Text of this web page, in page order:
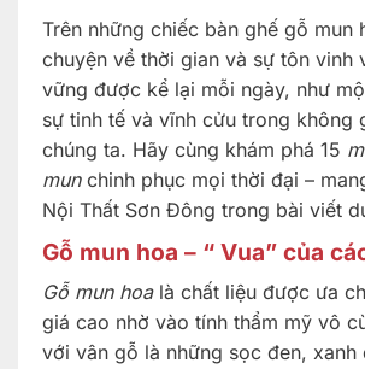
Trên những chiếc bàn ghế gỗ mun
chuyện về thời gian và sự tôn vinh
vững được kể lại mỗi ngày, như
sự tinh tế và vĩnh cửu trong không
chúng ta. Hãy cùng khám phá 15
munchinh phục mọi thời đại –
Nội Thất Sơn Đông trong bài viết
Gỗ mun hoa – “ Vua” của
Gỗ mun hoalà chất liệu được ưa
giá cao nhờ vào tính thẩm mỹ vô
với vân gỗ là những sọc đen, xanh